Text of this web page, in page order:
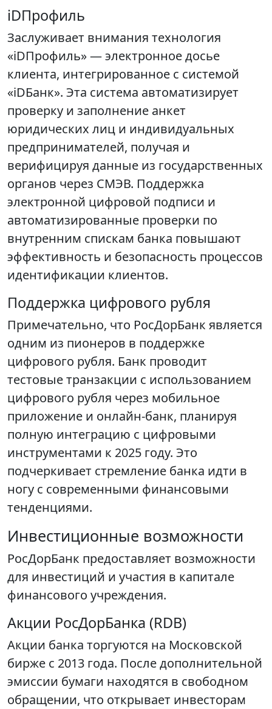
iDПрофиль
Заслуживает внимания технология
«iDПрофиль» — электронное досье
клиента, интегрированное с системой
«iDБанк». Эта система автоматизирует
проверку и заполнение анкет
юридических лиц и индивидуальных
предпринимателей, получая и
верифицируя данные из государственных
органов через СМЭВ. Поддержка
электронной цифровой подписи и
автоматизированные проверки по
внутренним спискам банка повышают
эффективность и безопасность процессов
идентификации клиентов.
Поддержка цифрового рубля
Примечательно, что РосДорБанк является
одним из пионеров в поддержке
цифрового рубля. Банк проводит
тестовые транзакции с использованием
цифрового рубля через мобильное
приложение и онлайн-банк, планируя
полную интеграцию с цифровыми
инструментами к 2025 году. Это
подчеркивает стремление банка идти в
ногу с современными финансовыми
тенденциями.
Инвестиционные возможности
РосДорБанк предоставляет возможности
для инвестиций и участия в капитале
финансового учреждения.
Акции РосДорБанка (RDB)
Акции банка торгуются на Московской
бирже с 2013 года. После дополнительной
эмиссии бумаги находятся в свободном
обращении, что открывает инвесторам